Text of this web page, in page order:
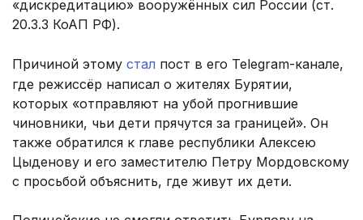
«дискредитацию» вооружённых сил России (ст.
20.3.3 КоАП РФ).
Причиной этому стал пост в его Telegram-канале,
где режиссёр написал о жителях Бурятии,
которых «отправляют на убой прогнившие
чиновники, чьи дети прячутся за границей». Он
также обратился к главе республики Алексею
Цыденову и его заместителю Петру Мордовскому
с просьбой объяснить, где живут их дети.